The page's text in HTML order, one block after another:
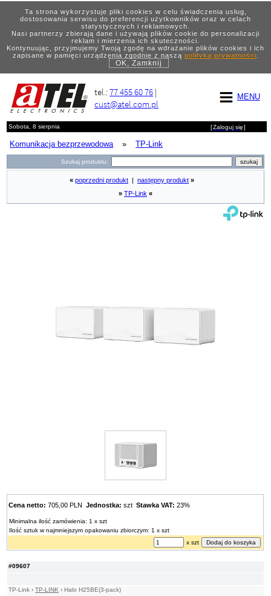
Ta strona wykorzystuje pliki cookies w celu świadczenia usług,
dostosowania serwisu do preferencji użytkowników oraz w celach
statystycznych i reklamowych.
Nasi partnerzy zbierają dane i używają plików cookie do personalizacji
reklam i mierzenia ich skuteczności.
Kontynuując, przyjmujemy Twoją zgodę na wdrażanie plików cookies i ich
zapisane w pamięci urządzenia zgodnie z naszą polityką prywatności.
OK, Zamknij
MENU
tel.:77 455 60 76 |
cust@atel.com.pl
Sobota, 8 sierpnia [Zaloguj się]
Komunikacja bezprzewodowa » TP-Link
Szukaj produktu:
#09607
TP-Link ›TP-LINK ›Halo H25BE(3-pack)
« poprzedni produkt następny produkt »
» TP-Link «
Cena netto: 705,00 PLNJednostka: sztStawka VAT: 23%
Minimalna ilość zamówienia: 1 x szt
Ilość sztuk w najmniejszym opakowaniu zbiorczym: 1 x szt
x szt